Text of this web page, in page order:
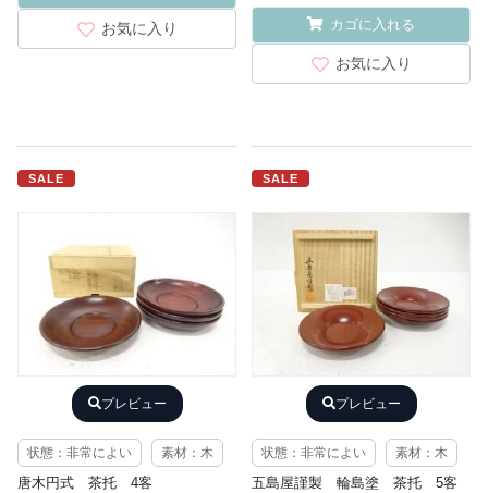
お気に入り カゴに入れる
お気に入り
SALE
プレビュー
状態：非常によい 素材：木
唐木円式 茶托 4客
SALE
プレビュー
状態：非常によい 素材：木
五島屋謹製 輪島塗 茶托 5客